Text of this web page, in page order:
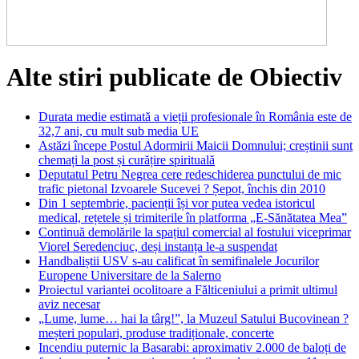
Alte stiri publicate de Obiectiv
Durata medie estimată a vieții profesionale în România este de
32,7 ani, cu mult sub media UE
Astăzi începe Postul Adormirii Maicii Domnului; creștinii sunt
chemați la post și curățire spirituală
Deputatul Petru Negrea cere redeschiderea punctului de mic
trafic pietonal Izvoarele Sucevei ? Șepot, închis din 2010
Din 1 septembrie, pacienții își vor putea vedea istoricul
medical, rețetele și trimiterile în platforma „E-Sănătatea Mea”
Continuă demolările la spațiul comercial al fostului viceprimar
Viorel Seredenciuc, deși instanța le-a suspendat
Handbaliștii USV s-au calificat în semifinalele Jocurilor
Europene Universitare de la Salerno
Proiectul variantei ocolitoare a Fălticeniului a primit ultimul
aviz necesar
„Lume, lume… hai la târg!”, la Muzeul Satului Bucovinean ?
meșteri populari, produse tradiționale, concerte
Incendiu puternic la Basarabi: aproximativ 2.000 de baloți de